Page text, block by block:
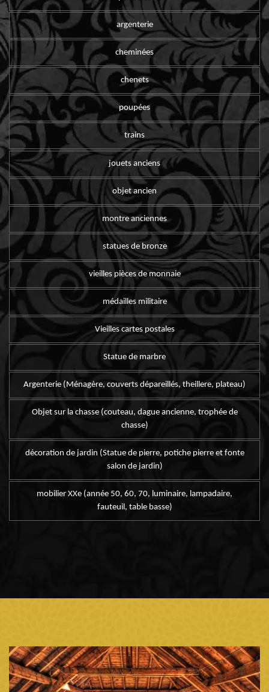
argenterie
cheminées
chenets
poupées
trains
jouets anciens
objet ancien
montre anciennes
statues de bronze
vieilles pièces de monnaie
médailles militaire
Vieilles cartes postales
Statue de marbre
Argenterie (Ménagère, couverts dépareillés, theillere, plateau)
Objet sur la chasse (couteau, dague ancienne, trophée de
chasse)
décoration de jardin (Statue de pierre, potiche pierre et fonte
salon de jardin)
mobilier XXe (année 50, 60, 70, luminaire, lampadaire,
fauteuil, table basse)